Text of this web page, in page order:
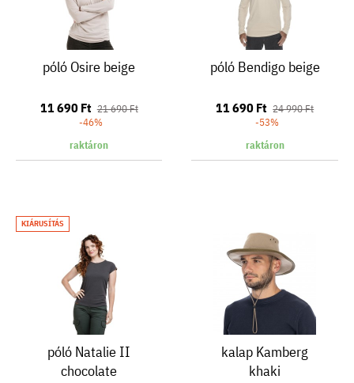
póló Osire beige
11 690 Ft 21 690 Ft
-46%
raktáron
póló Bendigo beige
11 690 Ft 24 990 Ft
-53%
raktáron
KIÁRUSÍTÁS
póló Natalie II
chocolate
kalap Kamberg
khaki